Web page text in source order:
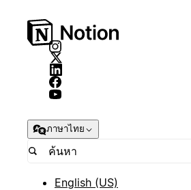
ภาษาไทย
English (US)